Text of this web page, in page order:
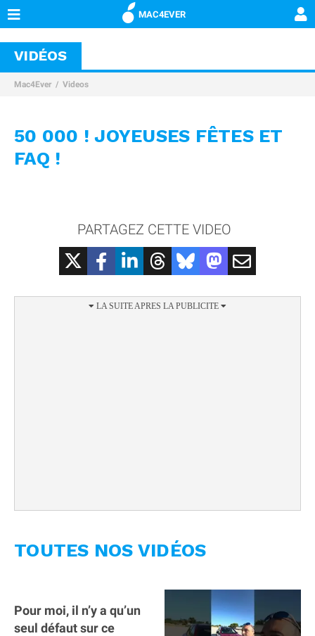
MAC4EVER
VIDÉOS
Mac4Ever Videos
50 000 ! JOYEUSES FÊTES ET
FAQ !
PARTAGEZ CETTE VIDEO
TOUTES NOS VIDÉOS
Pour moi, il n’y a qu’un
seul défaut sur ce